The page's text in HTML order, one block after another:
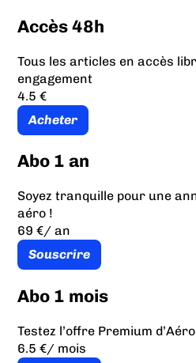
Accès 48h
Tous les articles en accès
engagement
4.5 €
Acheter
Abo 1 an
Soyez tranquille pour une
aéro !
69 €/ an
Souscrire
Abo 1 mois
Testez l’offre Premium
6.5 €/ mois